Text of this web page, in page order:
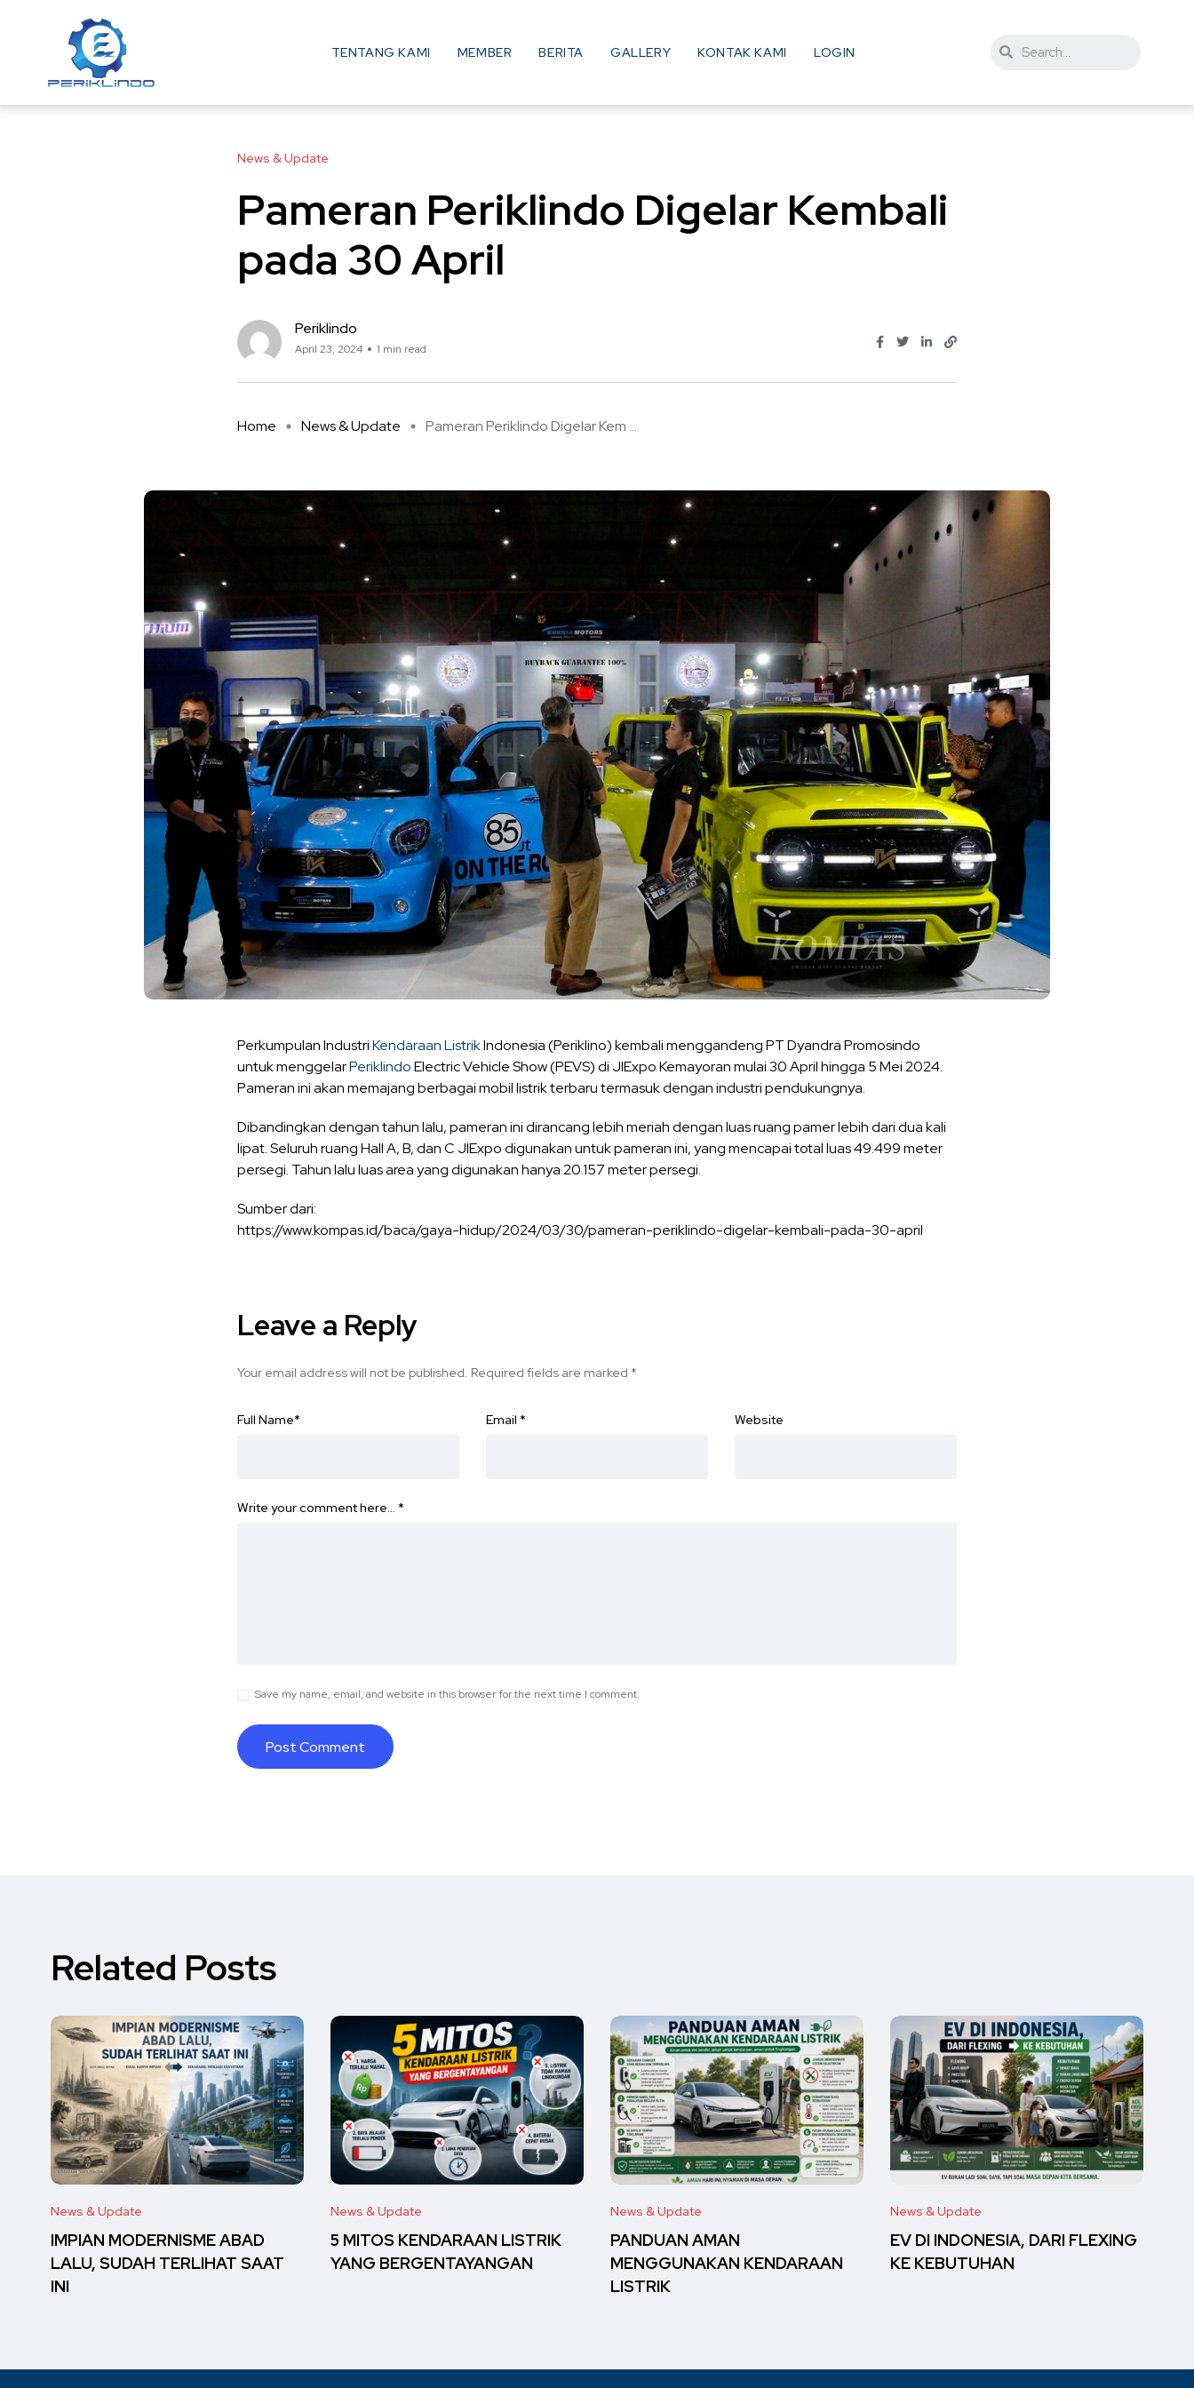
TENTANG KAMI MEMBER BERITA GALLERY KONTAK KAMI LOGIN
News & Update
Pameran Periklindo Digelar Kembali
pada 30 April
Periklindo
April 23, 2024 1 min read
Home News & Update Pameran Periklindo Digelar Kem ...
Perkumpulan IndustriKendaraan ListrikIndonesia (Periklino) kembali menggandeng PT Dyandra Promosindo
untuk menggelarPeriklindoElectric Vehicle Show (PEVS) di JIExpo Kemayoran mulai 30 April hingga 5 Mei 2024.
Pameran ini akan memajang berbagai mobil listrik terbaru termasuk dengan industri pendukungnya.
Dibandingkan dengan tahun lalu, pameran ini dirancang lebih meriah dengan luas ruang pamer lebih dari dua kali
lipat. Seluruh ruang Hall A, B, dan C JIExpo digunakan untuk pameran ini, yang mencapai total luas 49.499 meter
persegi. Tahun lalu luas area yang digunakan hanya 20.157 meter persegi.
Sumber dari:
https://www.kompas.id/baca/gaya-hidup/2024/03/30/pameran-periklindo-digelar-kembali-pada-30-april
Leave a Reply
Your email address will not be published. Required fields are marked *
Full Name* Email * Website
Write your comment here… *
Save my name, email, and website in this browser for the next time I comment.
Related Posts
News & Update
IMPIAN MODERNISME ABAD
LALU, SUDAH TERLIHAT SAAT
INI
News & Update
5 MITOS KENDARAAN LISTRIK
YANG BERGENTAYANGAN
News & Update
PANDUAN AMAN
MENGGUNAKAN KENDARAAN
LISTRIK
News & Update
EV DI INDONESIA, DARI FLEXING
KE KEBUTUHAN